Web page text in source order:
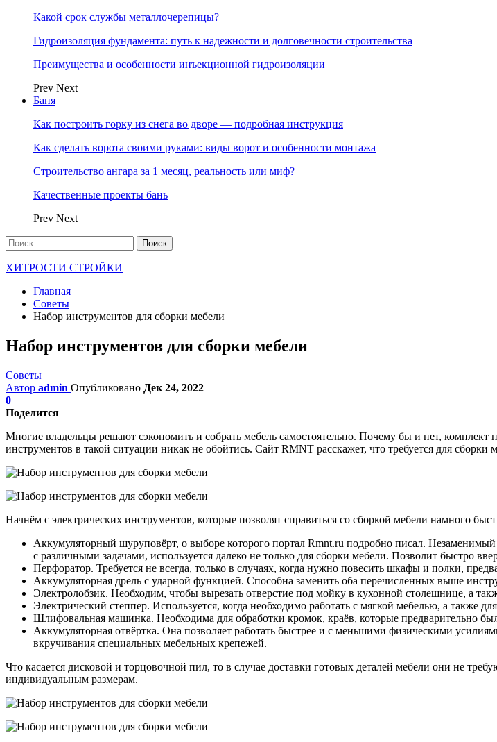
Какой срок службы металлочерепицы?
Гидроизоляция фундамента: путь к надежности и долговечности строительства
Преимущества и особенности инъекционной гидроизоляции
Prev Next
Баня
Как построить горку из снега во дворе — подробная инструкция
Как сделать ворота своими руками: виды ворот и особенности монтажа
Строительство ангара за 1 месяц, реальность или миф?
Качественные проекты бань
Prev Next
ХИТРОСТИ СТРОЙКИ
Главная
Советы
Набор инструментов для сборки мебели
Набор инструментов для сборки мебели
Советы
Автор admin Опубликовано Дек 24, 2022
0
Поделится
Многие владельцы решают сэкономить и собрать мебель самостоятельно. Почему бы и нет, комплект
инструментов в такой ситуации никак не обойтись. Сайт RMNT расскажет, что требуется для сборки
Начнём с электрических инструментов, которые позволят справиться со сборкой мебели намного
Аккумуляторный шуруповёрт, о выборе которого портал Rmnt.ru подробно писал.
с различными задачами, используется далеко не только для сборки мебели. Позволит быстро
Перфоратор. Требуется не всегда, только в случаях, когда нужно повесить шкафы и полки,
Аккумуляторная дрель с ударной функцией. Способна заменить оба перечисленных выше
Электролобзик. Необходим, чтобы вырезать отверстие под мойку в кухонной столешнице, а
Электрический степпер. Используется, когда необходимо работать с мягкой мебелью, а также
Шлифовальная машинка. Необходима для обработки кромок, краёв, которые предварительно
Аккумуляторная отвёртка. Она позволяет работать быстрее и с меньшими физическими
вкручивания специальных мебельных крепежей.
Что касается дисковой и торцовочной пил, то в случае доставки готовых деталей мебели они не
индивидуальным размерам.